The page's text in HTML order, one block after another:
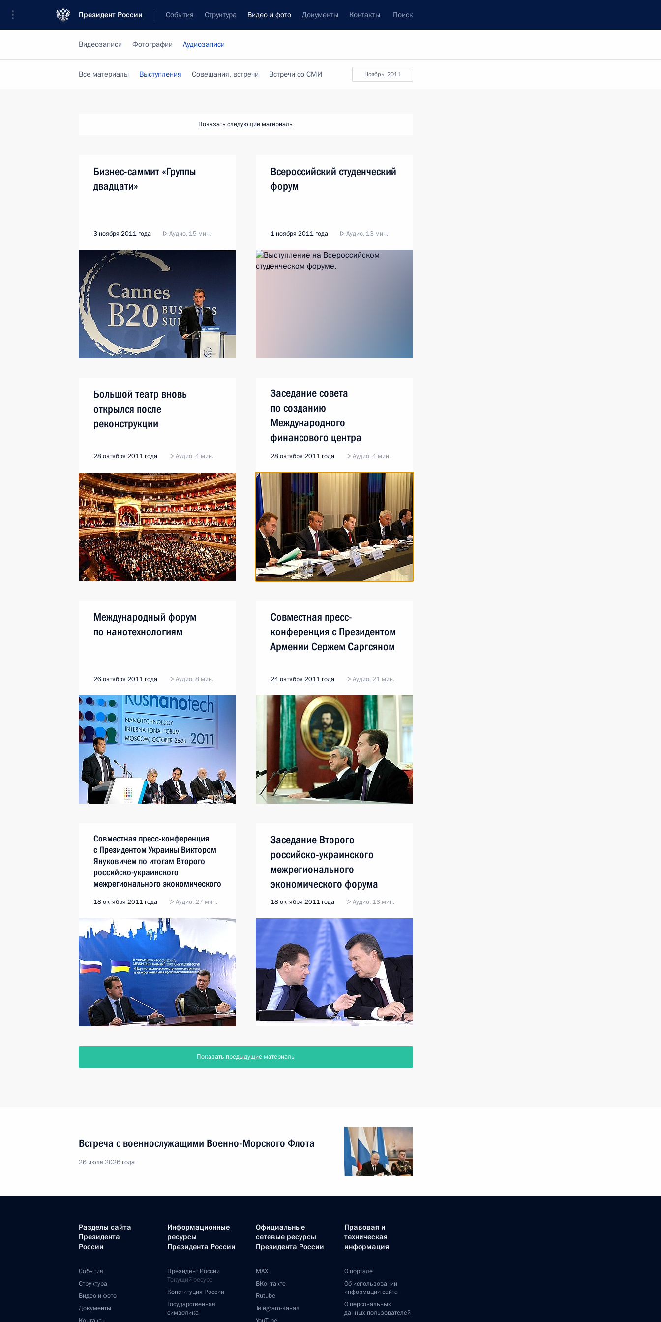
Президент России События Структура Видео и фото Документы Контакты Поиск
Видеозаписи Фотографии Аудиозаписи
ноябрь, 2011
Все материалы Выступления Совещания, встречи Встречи со СМИ
Показать следующие материалы
Бизнес-саммит «Группы
двадцати»
3 ноября 2011 года Аудио, 15 мин.
Всероссийский студенческий
форум
1 ноября 2011 года Аудио, 13 мин.
Большой театр вновь
открылся после
реконструкции
28 октября 2011 года Аудио, 4 мин.
Заседание совета
по созданию
Международного
финансового центра
в России
28 октября 2011 года Аудио, 4 мин.
Международный форум
по нанотехнологиям
26 октября 2011 года Аудио, 8 мин.
Совместная пресс-
конференция с Президентом
Армении Сержем Саргсяном
24 октября 2011 года Аудио, 21 мин.
Совместная пресс-конференция
с Президентом Украины Виктором
Януковичем по итогам Второго
российско-украинского
межрегионального экономического
18 октября 2011 года Аудио, 27 мин.
Заседание Второго
российско-украинского
межрегионального
экономического форума
18 октября 2011 года Аудио, 13 мин.
Показать предыдущие материалы
Встреча с военнослужащими Военно-Морского Флота
26 июля 2026 года
Разделы сайта
Президента
России
События
Структура
Видео и фото
Документы
Информационные
ресурсы
Президента России
Президент России
Текущий ресурс
Конституция России
Государственная
символика
Официальные
сетевые ресурсы
Президента России
MAX
ВКонтакте
Rutube
Telegram-канал
Правовая и
техническая
информация
О портале
Об использовании
информации сайта
О персональных
данных пользователей